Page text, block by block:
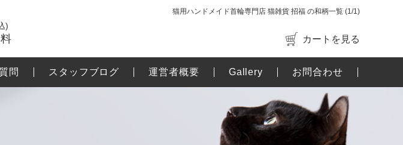
猫用ハンドメイド首輪専門店 猫雑貨 招福 の和柄一覧 (1/1)
)
カートを見る
問 スタッフブログ 運営者概要 Gallery お問合わせ